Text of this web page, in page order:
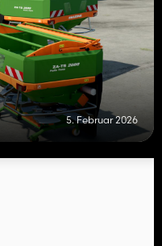
5. Februar 2026